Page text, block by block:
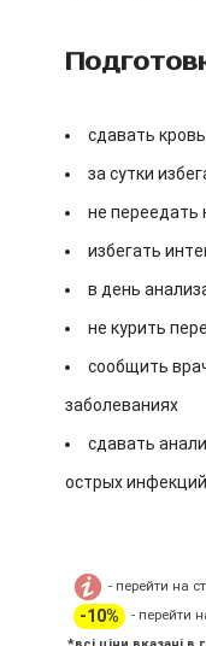
сдавать
за сутки
не переедать
избегать
в день
не курить
сообщить
заболеваниях
сдавать
острых инфекций
- перейти на
-10%
- перейти